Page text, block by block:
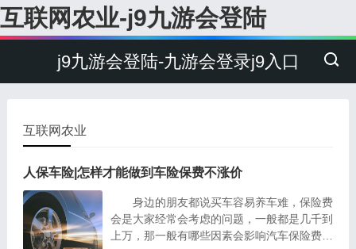
互联网农业-j9九游会登陆
j9九游会登陆-九游会登录j9入口
互联网农业
人保车险|怎样才能做到车险保费不涨价
身边的朋友都说买车容易养车难，保险费
会是大家经常会考虑的问题，一般都是几千到
上万，那一般有哪些因素会影响汽车保险费